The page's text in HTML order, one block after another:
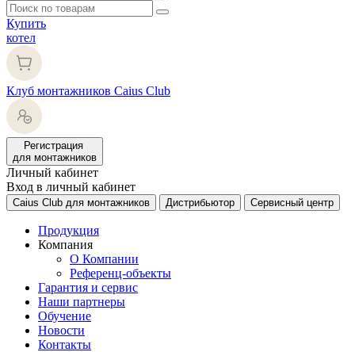
Купить
котел
Клуб монтажников Caius Club
Регистрация
для монтажников
Личный кабинет
Вход в личный кабинет
Caius Club для монтажников Дистрибьютор Сервисный центр
Продукция
Компания
О Компании
Референц-объекты
Гарантия и сервис
Наши партнеры
Обучение
Новости
Контакты